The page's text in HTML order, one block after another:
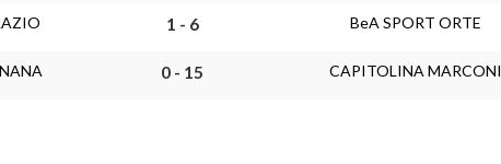
1 - 6 BeA SPORT ORTE
0 - 15 CAPITOLINA MARCONI